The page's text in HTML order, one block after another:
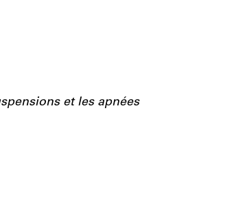
et les apnées